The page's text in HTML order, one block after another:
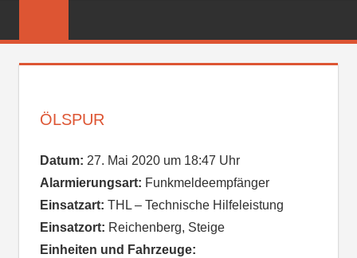
FEUERWEHR
ÖLSPUR
Datum: 27. Mai 2020 um 18:47 Uhr
Alarmierungsart: Funkmeldeempfänger
Einsatzart: THL – Technische Hilfeleistung
Einsatzort: Reichenberg, Steige
Einheiten und Fahrzeuge: